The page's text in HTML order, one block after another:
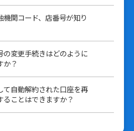
機関コード、店番号が知り
の変更手続きはどのように
か？
て自動解約された口座を再
ることはできますか？